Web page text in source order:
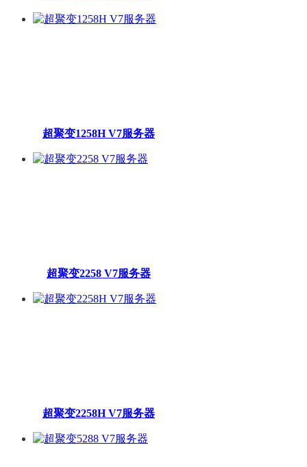
超聚变1258H V7服务器
超聚变2258 V7服务器
超聚变2258H V7服务器